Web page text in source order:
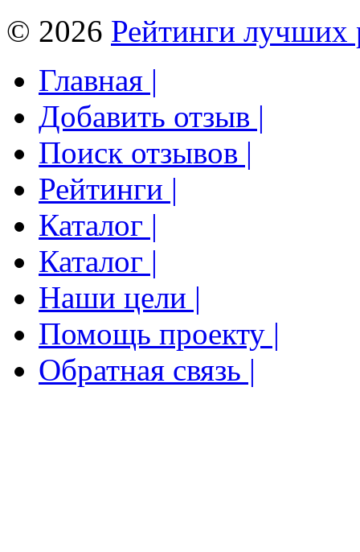
© 2026 Рейтинги лучших
Главная |
Добавить отзыв |
Поиск отзывов |
Рейтинги |
Каталог |
Каталог |
Наши цели |
Помощь проекту |
Обратная связь |